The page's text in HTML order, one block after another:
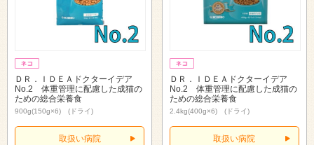
ＤＲ．ＩＤＥＡドクターイデア
No.2 体重管理に配慮した成猫の
ための総合栄養食
900g(150g×6) (ドライ)
取扱い病院
ＤＲ．ＩＤＥＡドクターイデア
No.2 体重管理に配慮した成猫の
ための総合栄養食
2.4kg(400g×6) (ドライ)
取扱い病院